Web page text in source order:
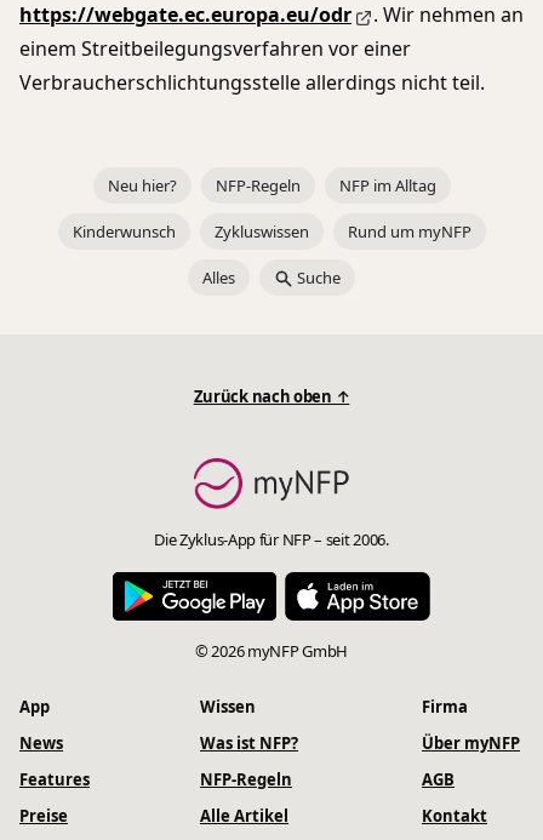
https://webgate.ec.europa.eu/odr
. Wir nehmen an
einem Streitbeilegungsverfahren vor einer
Verbraucherschlichtungsstelle allerdings nicht teil.
Neu hier? NFP-Regeln NFP im Alltag
Kinderwunsch Zykluswissen Rund um myNFP
Alles Suche
Zurück nach oben ↑
Die Zyklus-App für NFP – seit 2006.
© 2026 myNFP GmbH
App
News
Features
Preise
Wissen
Was ist NFP?
NFP-Regeln
Alle Artikel
Firma
Über myNFP
AGB
Kontakt